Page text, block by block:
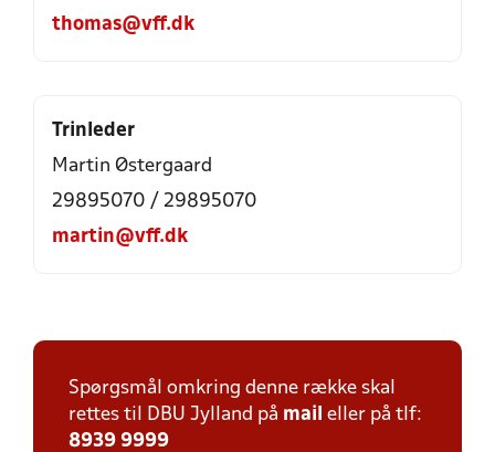
thomas@vff.dk
Trinleder
Martin Østergaard
29895070 / 29895070
martin@vff.dk
Spørgsmål omkring denne række skal
rettes til DBU Jylland på mail eller på tlf:
8939 9999